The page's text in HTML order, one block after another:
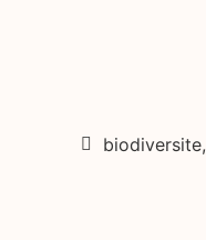
biodiversite,